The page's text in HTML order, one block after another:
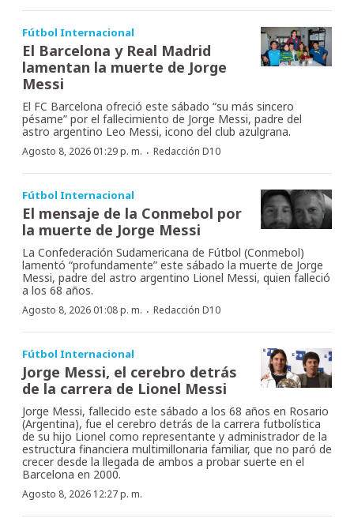
Fútbol Internacional
El Barcelona y Real Madrid
lamentan la muerte de Jorge
Messi
El FC Barcelona ofreció este sábado “su más sincero
pésame” por el fallecimiento de Jorge Messi, padre del
astro argentino Leo Messi, icono del club azulgrana.
Agosto 8, 2026 01:29 p. m. · Redacción D10
Fútbol Internacional
El mensaje de la Conmebol por
la muerte de Jorge Messi
La Confederación Sudamericana de Fútbol (Conmebol)
lamentó “profundamente” este sábado la muerte de Jorge
Messi, padre del astro argentino Lionel Messi, quien falleció
a los 68 años.
Agosto 8, 2026 01:08 p. m. · Redacción D10
Fútbol Internacional
Jorge Messi, el cerebro detrás
de la carrera de Lionel Messi
Jorge Messi, fallecido este sábado a los 68 años en Rosario
(Argentina), fue el cerebro detrás de la carrera futbolística
de su hijo Lionel como representante y administrador de la
estructura financiera multimillonaria familiar, que no paró de
crecer desde la llegada de ambos a probar suerte en el
Barcelona en 2000.
Agosto 8, 2026 12:27 p. m.